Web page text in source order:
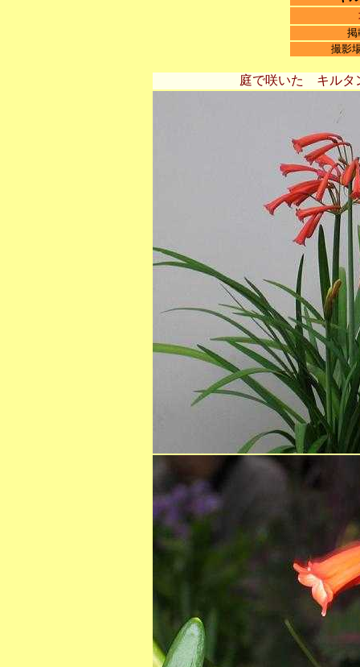
掲
撮影
庭で咲いた キルタ